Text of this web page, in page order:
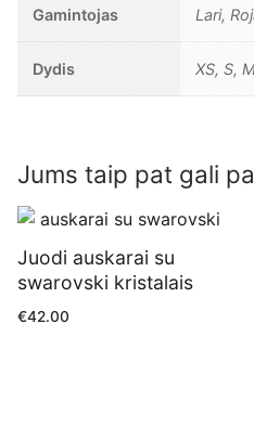
Gamintojas Lari,
Dydis XS, S,
Jums taip pat gali
Juodi auskarai su
swarovski kristalais
€42.00